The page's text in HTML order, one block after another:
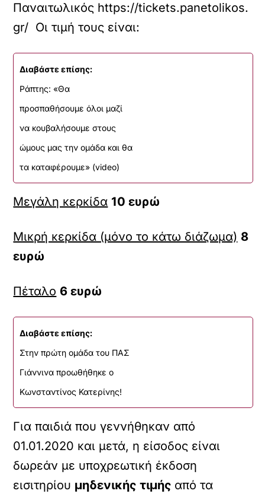
Παναιτωλικός https://tickets.panetolikos.
gr/ Οι τιμή τους είναι:
Διαβάστε επίσης:
Ράπτης: «Θα
προσπαθήσουμε όλοι μαζί
να κουβαλήσουμε στους
ώμους μας την ομάδα και θα
τα καταφέρουμε» (video)
Μεγάλη κερκίδα 10 ευρώ
Μικρή κερκίδα (μόνο το κάτω διάζωμα) 8
ευρώ
Πέταλο 6 ευρώ
Διαβάστε επίσης:
Στην πρώτη ομάδα του ΠΑΣ
Γιάννινα προωθήθηκε ο
Κωνσταντίνος Κατερίνης!
Για παιδιά που γεννήθηκαν από
01.01.2020 και μετά, η είσοδος είναι
δωρεάν με υποχρεωτική έκδοση
εισιτηρίου μηδενικής τιμής από τα